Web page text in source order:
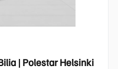
| Polestar Helsinki